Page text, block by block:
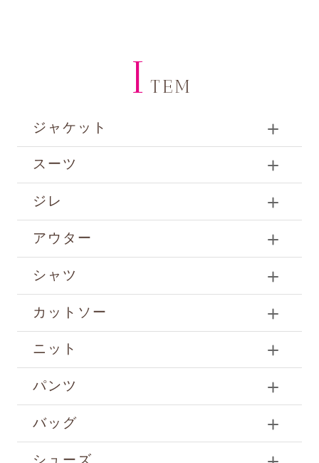
I TEM
ジャケット
スーツ
ジレ
アウター
シャツ
カットソー
ニット
パンツ
バッグ
シューズ